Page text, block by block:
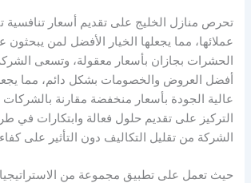
تحرص منازل الخليج على تقديم أسعار تنافسية
عملائها، مما يجعلها الخيار الأفضل لمن
الحشرات بجازان بأسعار معقولة، وتسعى الشركة
أفضل العروض والخصومات بشكل دائم، مما
عالية الجودة بأسعار منخفضة مقارنة بالشركات
التركيز على تقديم حلول فعالة وابتكارات في
الشركة من تقليل التكاليف دون التأثير على
حيث تعمل على تطبيق مجموعة من